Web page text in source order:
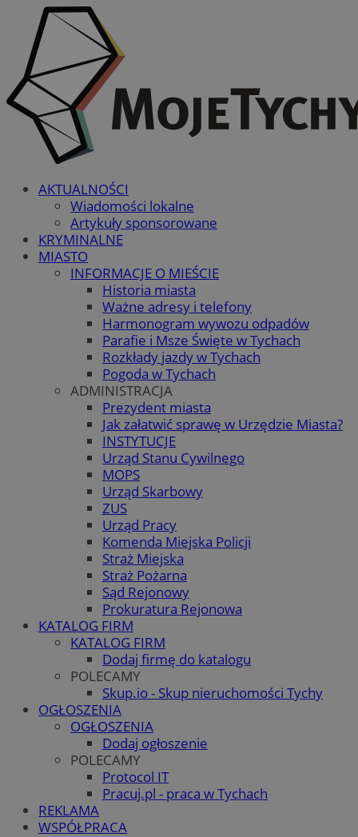
AKTUALNOŚCI
Wiadomości lokalne
Artykuły sponsorowane
KRYMINALNE
MIASTO
INFORMACJE O MIEŚCIE
Historia miasta
Ważne adresy i telefony
Harmonogram wywozu odpadów
Parafie i Msze Święte w Tychach
Rozkłady jazdy w Tychach
Pogoda w Tychach
ADMINISTRACJA
Prezydent miasta
Jak załatwić sprawę w Urzędzie Miasta?
INSTYTUCJE
Urząd Stanu Cywilnego
MOPS
Urząd Skarbowy
ZUS
Urząd Pracy
Komenda Miejska Policji
Straż Miejska
Straż Pożarna
Sąd Rejonowy
Prokuratura Rejonowa
KATALOG FIRM
KATALOG FIRM
Dodaj firmę do katalogu
POLECAMY
Skup.io - Skup nieruchomości Tychy
OGŁOSZENIA
OGŁOSZENIA
Dodaj ogłoszenie
POLECAMY
Protocol IT
Pracuj.pl - praca w Tychach
REKLAMA
WSPÓŁPRACA